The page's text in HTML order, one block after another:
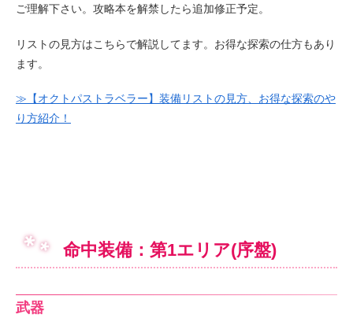
ご理解下さい。攻略本を解禁したら追加修正予定。
リストの見方はこちらで解説してます。お得な探索の仕方もあり
ます。
≫【オクトパストラベラー】装備リストの見方、お得な探索のや
り方紹介！
命中装備：第1エリア(序盤)
武器